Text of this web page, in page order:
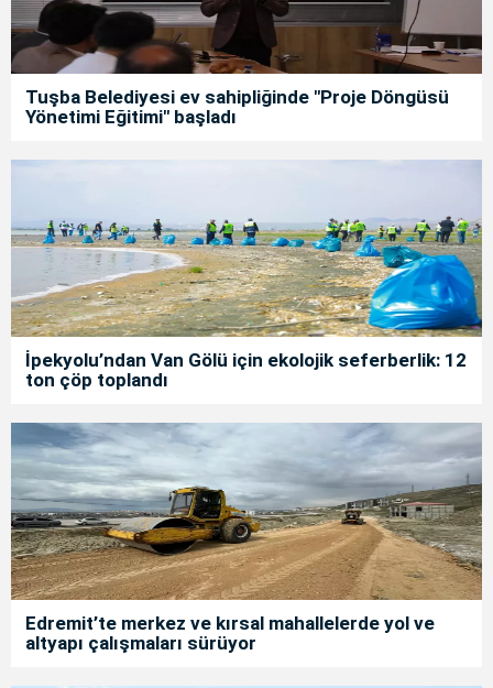
Tuşba Belediyesi ev sahipliğinde "Proje Döngüsü
Yönetimi Eğitimi" başladı
İpekyolu’ndan Van Gölü için ekolojik seferberlik: 12
ton çöp toplandı
Edremit’te merkez ve kırsal mahallelerde yol ve
altyapı çalışmaları sürüyor